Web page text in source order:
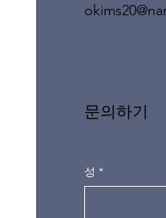
문의하기
성 *